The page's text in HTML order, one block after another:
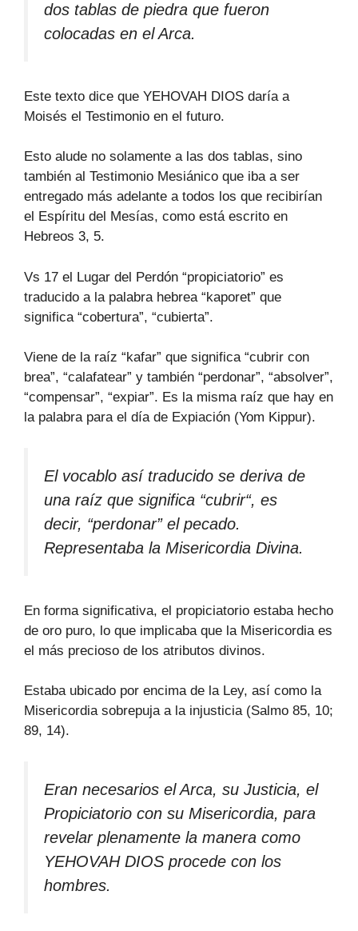
dos tablas de piedra que fueron
colocadas en el Arca.
Este texto dice que YEHOVAH DIOS daría a
Moisés el Testimonio en el futuro.
Esto alude no solamente a las dos tablas, sino
también al Testimonio Mesiánico que iba a ser
entregado más adelante a todos los que recibirían
el Espíritu del Mesías, como está escrito en
Hebreos 3, 5.
Vs 17 el Lugar del Perdón “propiciatorio” es
traducido a la palabra hebrea “kaporet” que
significa “cobertura”, “cubierta”.
Viene de la raíz “kafar” que significa “cubrir con
brea”, “calafatear” y también “perdonar”, “absolver”,
“compensar”, “expiar”. Es la misma raíz que hay en
la palabra para el día de Expiación (Yom Kippur).
El vocablo así traducido se deriva de
una raíz que significa “cubrir“, es
decir, “perdonar” el pecado.
Representaba la Misericordia Divina.
En forma significativa, el propiciatorio estaba hecho
de oro puro, lo que implicaba que la Misericordia es
el más precioso de los atributos divinos.
Estaba ubicado por encima de la Ley, así como la
Misericordia sobrepuja a la injusticia (Salmo 85, 10;
89, 14).
Eran necesarios el Arca, su Justicia, el
Propiciatorio con su Misericordia, para
revelar plenamente la manera como
YEHOVAH DIOS procede con los
hombres.